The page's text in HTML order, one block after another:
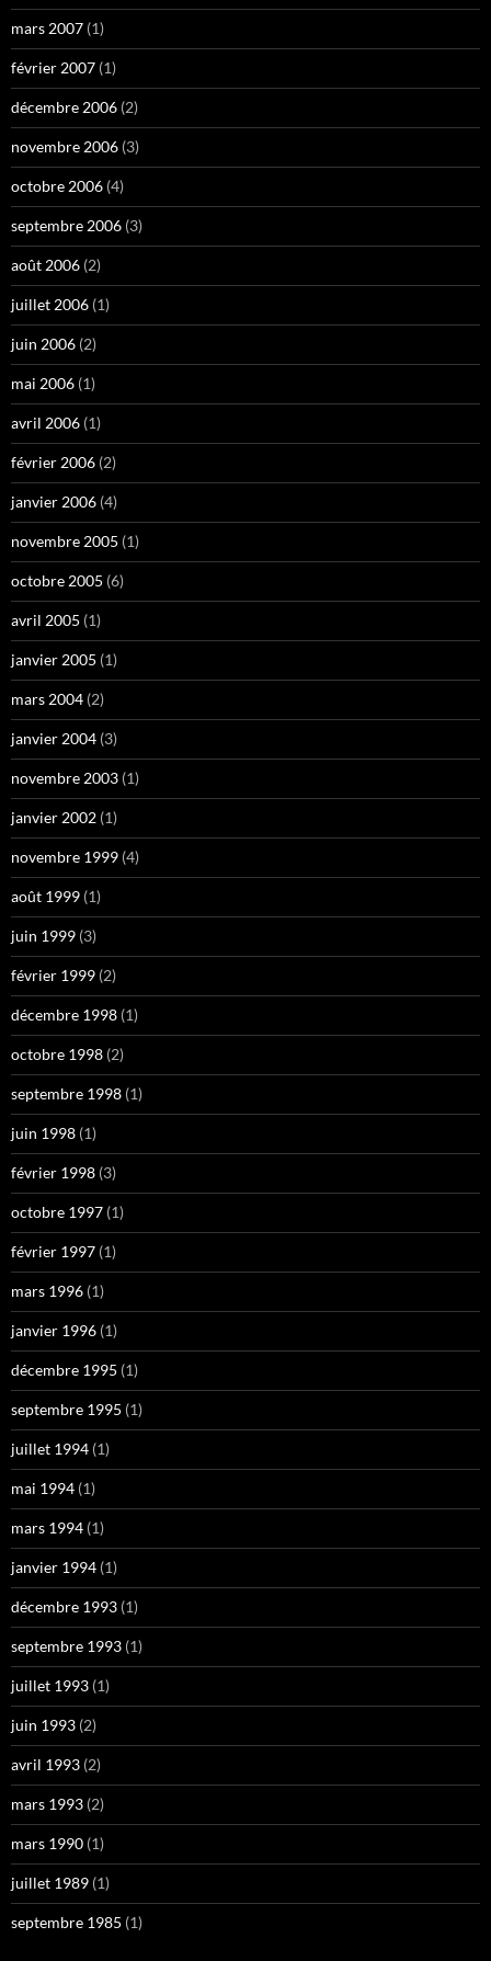
mars 2007 (1)
février 2007 (1)
décembre 2006 (2)
novembre 2006 (3)
octobre 2006 (4)
septembre 2006 (3)
août 2006 (2)
juillet 2006 (1)
juin 2006 (2)
mai 2006 (1)
avril 2006 (1)
février 2006 (2)
janvier 2006 (4)
novembre 2005 (1)
octobre 2005 (6)
avril 2005 (1)
janvier 2005 (1)
mars 2004 (2)
janvier 2004 (3)
novembre 2003 (1)
janvier 2002 (1)
novembre 1999 (4)
août 1999 (1)
juin 1999 (3)
février 1999 (2)
décembre 1998 (1)
octobre 1998 (2)
septembre 1998 (1)
juin 1998 (1)
février 1998 (3)
octobre 1997 (1)
février 1997 (1)
mars 1996 (1)
janvier 1996 (1)
décembre 1995 (1)
septembre 1995 (1)
juillet 1994 (1)
mai 1994 (1)
mars 1994 (1)
janvier 1994 (1)
décembre 1993 (1)
septembre 1993 (1)
juillet 1993 (1)
juin 1993 (2)
avril 1993 (2)
mars 1993 (2)
mars 1990 (1)
juillet 1989 (1)
septembre 1985 (1)